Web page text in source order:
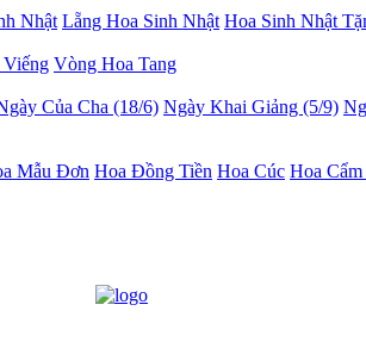
Nhật Lẵng Hoa Sinh Nhật Hoa Sinh Nhật
Viếng Vòng Hoa Tang
Của Cha (18/6) Ngày Khai Giảng (5/9)
Mẫu Đơn Hoa Đồng Tiền Hoa Cúc Hoa